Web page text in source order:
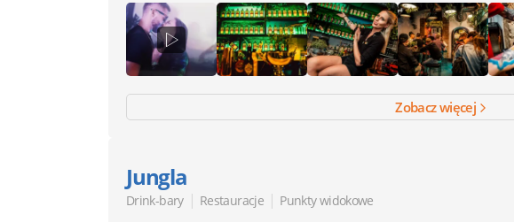
Zobacz więcej
Jungla
Drink-bary | Restauracje | Punkty widokowe